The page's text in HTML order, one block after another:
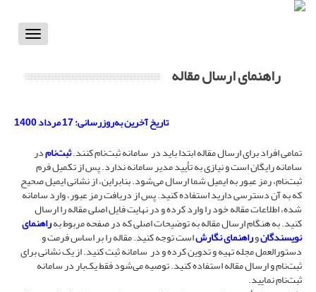
Toggle
راهنمای ارسال مقاله
تاریخ آخرین به‌روزرسانی: 17 مرداد 1400
تمامی افراد برای ارسال مقاله ابتدا باید در سامانه ثبت‌نام کنند.ثبت‌نامدر
سامانه رایگان است و نیازی به تأیید مدیر سامانه ندارد. پس از تکمیل فرم
ثبت‌نام، رمز عبور به ایمیل شما ارسال می‌شود. بنابراین، از نشانی ایمیل صحیح
که به آن دسترسی دارید استفاده کنید. پس از دریافت رمز عبور، وارد سامانه
شده، اطلاعات مقاله خود را وارد کرده و در نهایت فایل اصلی مقاله را ارسال
کنید. به هنگام ارسال مقاله به توضیحات اصلی که در صفحه مربوط بهراهنمای
نویسندگانوراهنمای نگارشاست توجه کنید. مقاله را بر اساس فرمت و
دستورالعمل مجله تهیه و تدوین کرده و در سامانه ثبت کنید. از یک نشانی برای
ثبت‌نام و ارسال مقاله استفاده کنید. توصیه می‌شود فقط یک‌بار در سامانه
ثبت‌نام نمایید.